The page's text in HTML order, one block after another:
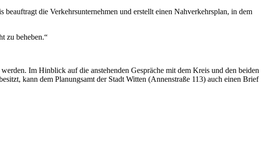
die Verkehrsunternehmen und erstellt einen Nahverkehrsplan, in dem
zu beheben.“
Im Hinblick auf die anstehenden Gespräche mit dem Kreis und den beiden
kann dem Planungsamt der Stadt Witten (Annenstraße 113) auch einen Brief